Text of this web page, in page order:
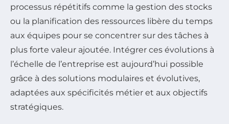
processus répétitifs comme la gestion des stocks
ou la planification des ressources libère du temps
aux équipes pour se concentrer sur des tâches à
plus forte valeur ajoutée. Intégrer ces évolutions à
l’échelle de l’entreprise est aujourd’hui possible
grâce à des solutions modulaires et évolutives,
adaptées aux spécificités métier et aux objectifs
stratégiques.